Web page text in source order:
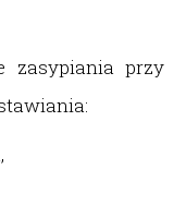
zasypiania przy